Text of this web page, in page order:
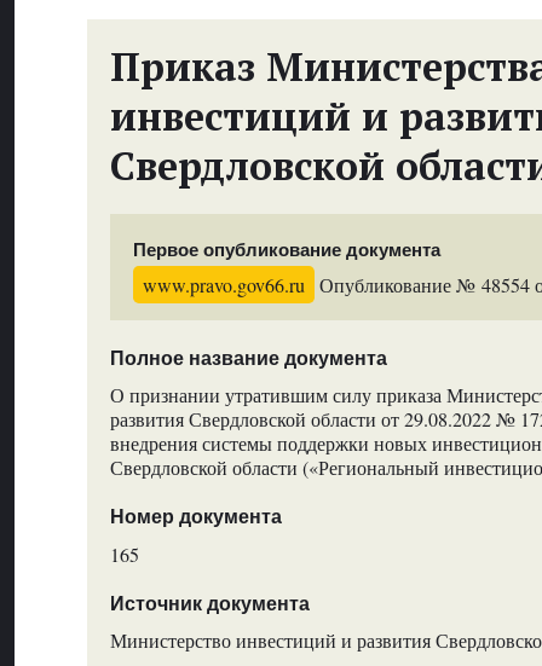
Приказ
инвестиций и
Свердловской
Первое опубликование документа
www.pravo.gov66.ru Опубликование № 48554
Полное название документа
О признании утратившим силу приказа
развития Свердловской области от 29.08.2022 №
внедрения системы поддержки новых
Свердловской области («Региональный
Номер документа
165
Источник документа
Министерство инвестиций и развития